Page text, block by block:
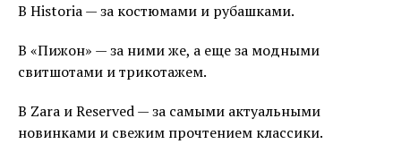
В Historia — за костюмами и рубашками.
В «Пижон» — за ними же, а еще за модными
свитшотами и трикотажем.
В Zara и Reserved — за самыми актуальными
новинками и свежим прочтением классики.